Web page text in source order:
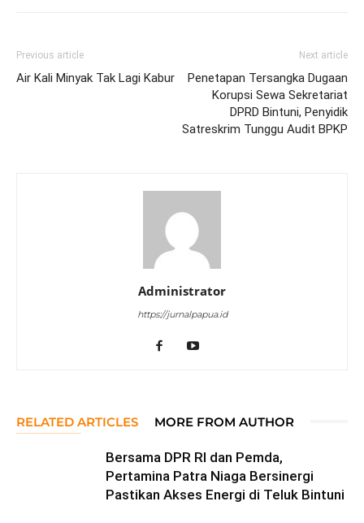
Previous article
Air Kali Minyak Tak Lagi Kabur
Next article
Penetapan Tersangka Dugaan
Korupsi Sewa Sekretariat
DPRD Bintuni, Penyidik
Satreskrim Tunggu Audit BPKP
Administrator
https://jurnalpapua.id
RELATED ARTICLES MORE FROM AUTHOR
Bersama DPR RI dan Pemda,
Pertamina Patra Niaga Bersinergi
Pastikan Akses Energi di Teluk Bintuni